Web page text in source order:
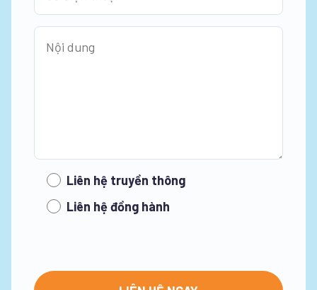
Liên hệ truyền thông
Liên hệ đồng hành